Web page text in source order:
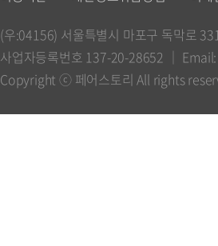
(우:04156) 서울특별시 마포구 독막로
사업자등록번호 137-20-28652 ｜
Copyright ⓒ 페어스토리 All rights